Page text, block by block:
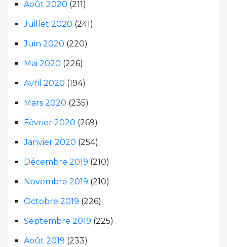
Août 2020 (211)
Juillet 2020 (241)
Juin 2020 (220)
Mai 2020 (226)
Avril 2020 (194)
Mars 2020 (235)
Février 2020 (269)
Janvier 2020 (254)
Décembre 2019 (210)
Novembre 2019 (210)
Octobre 2019 (226)
Septembre 2019 (225)
Août 2019 (233)